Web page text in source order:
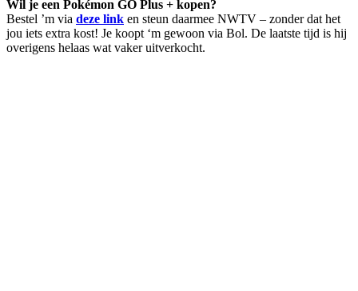
Wil je een Pokémon GO Plus + kopen?
Bestel ’m via deze link en steun daarmee NWTV – zonder dat het
jou iets extra kost! Je koopt ‘m gewoon via Bol. De laatste tijd is hij
overigens helaas wat vaker uitverkocht.